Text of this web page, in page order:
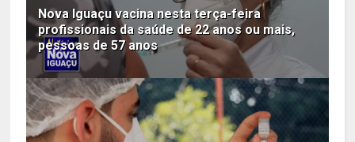
Nova Iguaçu vacina nesta terça-feira
profissionais da saúde de 22 anos ou mais,
pessoas de 57 anos